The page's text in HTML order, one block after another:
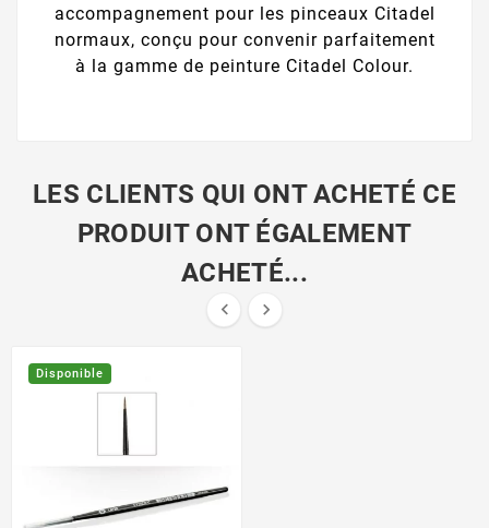
accompagnement pour les pinceaux Citadel
normaux, conçu pour convenir parfaitement
à la gamme de peinture Citadel Colour.
LES CLIENTS QUI ONT ACHETÉ CE
PRODUIT ONT ÉGALEMENT
ACHETÉ...
 
Disponible